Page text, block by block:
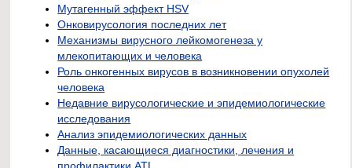
Мутагенный эффект HSV
Онковирусология последних лет
Механизмы вирусного лейкомогенеза у
млекопитающих и человека
Роль онкогенных вирусов в возникновении опухолей
человека
Недавние вирусологические и эпидемиологические
исследования
Анализ эпидемиологических данных
Данные, касающиеся диагностики, лечения и
профилактики ATL